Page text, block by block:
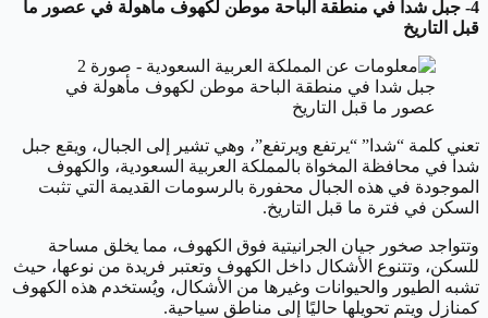
4- جبل شدا في منطقة الباحة موطن لكهوف مأهولة في عصور ما
قبل التاريخ
جبل شدا في منطقة الباحة موطن لكهوف مأهولة في
عصور ما قبل التاريخ
تعني كلمة “شدا” “يرتفع ويرتفع”، وهي تشير إلى الجبال، ويقع جبل
شدا في محافظة المخواة بالمملكة العربية السعودية، والكهوف
الموجودة في هذه الجبال محفورة بالرسومات القديمة التي تثبت
السكن في فترة ما قبل التاريخ.
وتتواجد صخور جيان الجرانيتية فوق الكهوف، مما يخلق مساحة
للسكن، وتتنوع الأشكال داخل الكهوف وتعتبر فريدة من نوعها، حيث
تشبه الطيور والحيوانات وغيرها من الأشكال، ويُستخدم هذه الكهوف
كمنازل ويتم تحويلها حاليًا إلى مناطق سياحية.